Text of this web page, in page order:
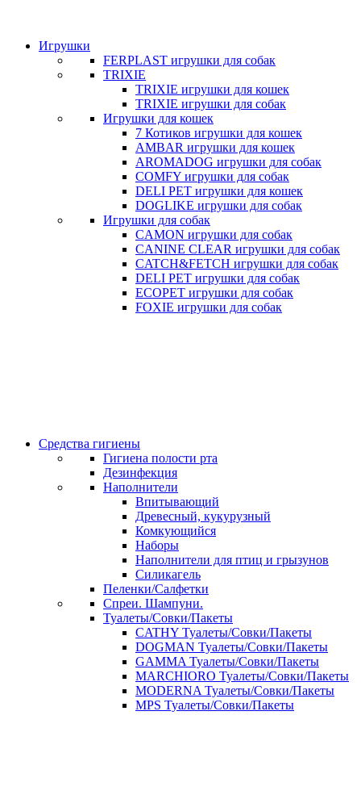
Игрушки
FERPLAST игрушки для собак
TRIXIE
TRIXIE игрушки для кошек
TRIXIE игрушки для собак
Игрушки для кошек
7 Котиков игрушки для кошек
AMBAR игрушки для кошек
AROMADOG игрушки для собак
COMFY игрушки для собак
DELI PET игрушки для кошек
DOGLIKE игрушки для собак
Игрушки для собак
CAMON игрушки для собак
CANINE CLEAR игрушки для собак
CATCH&FETCH игрушки для собак
DELI PET игрушки для собак
ECOPET игрушки для собак
FOXIE игрушки для собак
Средства гигиены
Гигиена полости рта
Дезинфекция
Наполнители
Впитывающий
Древесный, кукурузный
Комкующийся
Наборы
Наполнители для птиц и грызунов
Силикагель
Пеленки/Салфетки
Спреи. Шампуни.
Туалеты/Совки/Пакеты
CATHY Туалеты/Совки/Пакеты
DOGMAN Туалеты/Совки/Пакеты
GAMMA Туалеты/Совки/Пакеты
MARCHIORO Туалеты/Совки/Пакеты
MODERNA Туалеты/Совки/Пакеты
MPS Туалеты/Совки/Пакеты